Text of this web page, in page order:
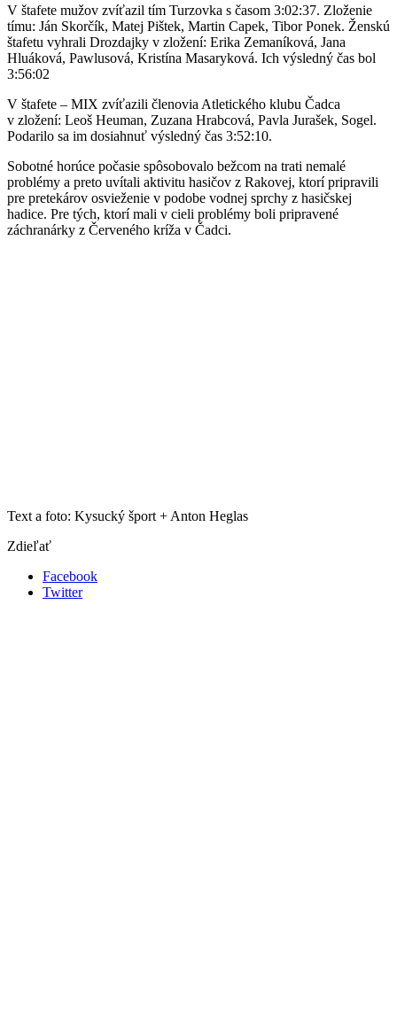
V štafete mužov zvíťazil tím Turzovka s časom 3:02:37. Zloženie
tímu: Ján Skorčík, Matej Pištek, Martin Capek, Tibor Ponek. Ženskú
štafetu vyhrali Drozdajky v zložení: Erika Zemaníková, Jana
Hluáková, Pawlusová, Kristína Masaryková. Ich výsledný čas bol
3:56:02
V štafete – MIX zvíťazili členovia Atletického klubu Čadca
v zložení: Leoš Heuman, Zuzana Hrabcová, Pavla Jurašek, Sogel.
Podarilo sa im dosiahnuť výsledný čas 3:52:10.
Sobotné horúce počasie spôsobovalo bežcom na trati nemalé
problémy a preto uvítali aktivitu hasičov z Rakovej, ktorí pripravili
pre pretekárov osvieženie v podobe vodnej sprchy z hasičskej
hadice. Pre tých, ktorí mali v cieli problémy boli pripravené
záchranárky z Červeného kríža v Čadci.
Text a foto: Kysucký šport + Anton Heglas
Zdieľať
Facebook
Twitter